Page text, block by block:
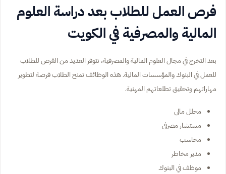
فرص العمل للطلاب بعد دراسة العلوم
المالية والمصرفية في الكويت
بعد التخرج في مجال العلوم المالية والمصرفية، تتوفر العديد من الفرص للطلاب
للعمل في البنوك والمؤسسات المالية. هذه الوظائف تمنح الطلاب فرصة لتطوير
مهاراتهم وتحقيق تطلعاتهم المهنية.
محلل مالي
مستشار مصرفي
محاسب
مدير مخاطر
موظف في البنوك